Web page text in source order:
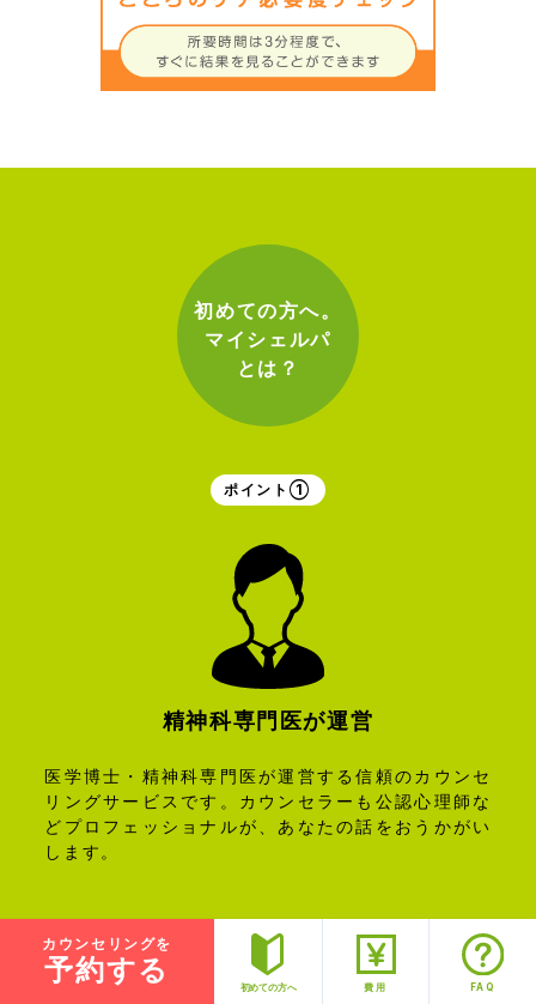
カウンセリングを
予約する 初めての方へ 費用 FAQ
初めての方へ。
マイシェルパ
とは？
ポイント①
精神科専門医が運営
医学博士・精神科専門医が運営する信頼のカウンセ
リングサービスです。カウンセラーも公認心理師な
どプロフェッショナルが、あなたの話をおうかがい
します。